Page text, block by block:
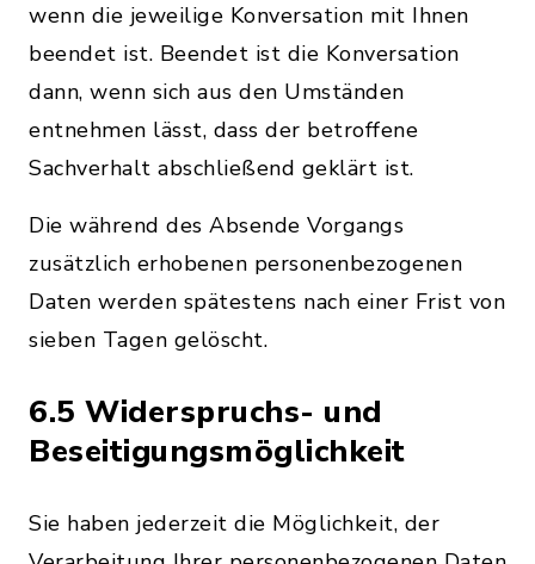
wenn die jeweilige Konversation mit Ihnen
beendet ist. Beendet ist die Konversation
dann, wenn sich aus den Umständen
entnehmen lässt, dass der betroffene
Sachverhalt abschließend geklärt ist.
Die während des Absende Vorgangs
zusätzlich erhobenen personenbezogenen
Daten werden spätestens nach einer Frist von
sieben Tagen gelöscht.
6.5 Widerspruchs- und
Beseitigungsmöglichkeit
Sie haben jederzeit die Möglichkeit, der